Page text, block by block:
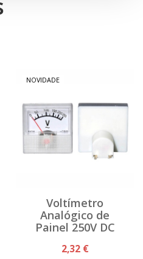
NOVIDADE
Voltímetro
Analógico de
Painel 250V DC
2,32 €